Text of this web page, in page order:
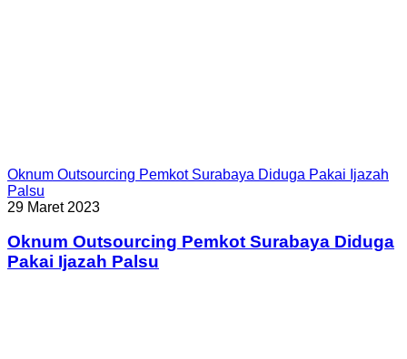
Oknum Outsourcing Pemkot Surabaya Diduga Pakai Ijazah
Palsu
29 Maret 2023
Oknum Outsourcing Pemkot Surabaya Diduga
Pakai Ijazah Palsu